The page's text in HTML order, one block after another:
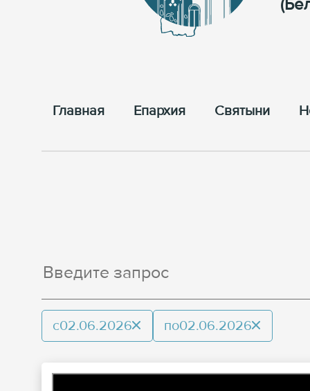
Главная Епархия Cвятыни
с02.06.2026 по02.06.2026